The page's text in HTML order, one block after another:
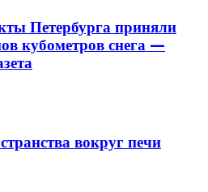
Петербурга приняли
кубометров снега —
вокруг печи